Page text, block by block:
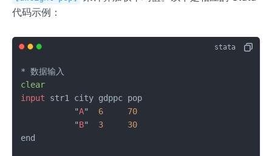
代码示例：
clear
input str1 city gdppc pop
           "
A" 6
70
           "
B" 3
30
end